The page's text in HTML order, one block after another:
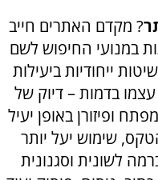
? מקדם האתרים חייב
במנועי החיפוש לשם
ייחודיות ביעילות
בדמות – דיוק של
ופיזורן באופן יעיל
שימוש יעל יותר
לשונית וסגנונית